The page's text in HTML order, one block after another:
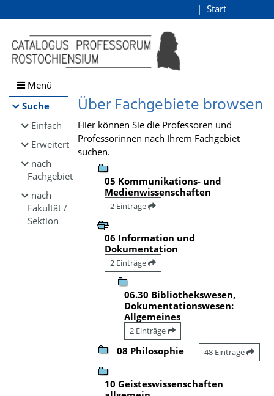
Browsen
direkt zum Inhalt
Start
Menü
Suche
Einfach
Erweitert
nach
Fachgebiet
nach
Fakultät /
Sektion
Über Fachgebiete browsen
Hier können Sie die Professoren und
Professorinnen nach Ihrem Fachgebiet
suchen.
05 Kommunikations- und
Medienwissenschaften
2 Einträge
06 Information und
Dokumentation
2 Einträge
06.30 Bibliothekswesen,
Dokumentationswesen:
Allgemeines
2 Einträge
08 Philosophie 48 Einträge
10 Geisteswissenschaften